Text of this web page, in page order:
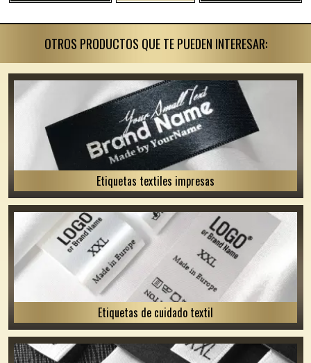
OTROS PRODUCTOS QUE TE PUEDEN INTERESAR:
Etiquetas textiles impresas
Etiquetas de cuidado textil